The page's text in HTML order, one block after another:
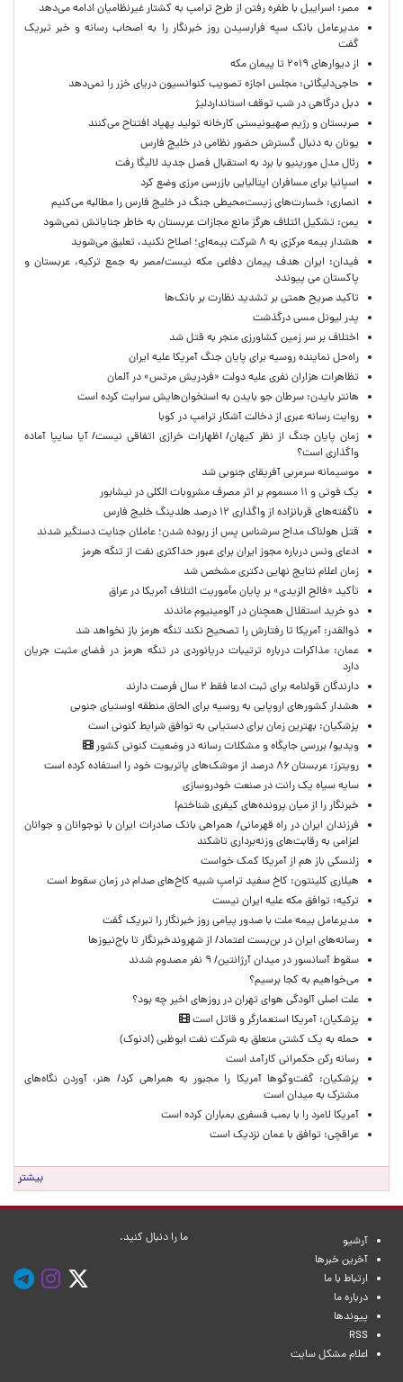
مصر: اسراییل با طفره رفتن از طرح ترامپ به کشتار غیرنظامیان ادامه می‌دهد
مدیرعامل بانک سپه فرارسیدن روز خبرنگار را به اصحاب رسانه و خبر تبریک
گفت
از دیوارهای ۲۰۱۹ تا پیمان مکه
حاجی‌دلیگانی: مجلس اجازه تصویب کنوانسیون دریای خزر را نمی‌دهد
دبل درگاهی در شب توقف استانداردلیژ
صربستان و رژیم صهیونیستی کارخانه تولید پهپاد افتتاح می‌کنند
یونان به دنبال گسترش حضور نظامی در خلیج فارس
رئال مدل مورینیو با برد به استقبال فصل جدید لالیگا رفت
اسپانیا برای مسافران ایتالیایی بازرسی مرزی وضع کرد
انصاری: خسارت‌های زیست‌محیطی جنگ در خلیج فارس را مطالبه‌ می‌کنیم
یمن: تشکیل ائتلاف هرگز مانع مجازات عربستان به خاطر جنایاتش نمی‌شود
هشدار بیمه مرکزی به ۸ شرکت بیمه‌ای؛ اصلاح نکنید، تعلیق می‌شوید
فیدان: ایران هدف پیمان دفاعی مکه نیست/مصر به جمع ترکیه، عربستان و
پاکستان می پیوندد
تاکید صریح همتی بر تشدید نظارت بر بانک‌ها
پدر لیونل مسی درگذشت
اختلاف بر سر زمین کشاورزی منجر به قتل شد
راه‌حل نماینده روسیه برای پایان جنگ آمریکا علیه ایران
تظاهرات هزاران نفری علیه دولت «فردریش مرتس» در آلمان
هانتر بایدن: سرطان جو بایدن به استخوان‌هایش سرایت کرده است
روایت رسانه عبری از دخالت آشکار ترامپ در کوبا
زمان پایان جنگ از نظر کیهان/ اظهارات خرازی اتفاقی نیست/ آیا سایپا آماده
واگذاری است؟
موسیمانه سرمربی آفریقای جنوبی شد
یک فوتی و ۱۱ مسموم بر اثر مصرف مشروبات الکلی در نیشابور
ناگفته‌های قربانزاده از واگذاری ۱۲ درصد هلدینگ خلیج فارس
قتل هولناک مداح سرشناس پس از ربوده شدن؛ عاملان جنایت دستگیر شدند
ادعای ونس درباره مجوز ایران برای عبور حداکثری نفت از تنگه هرمز
زمان اعلام نتایج نهایی دکتری مشخص شد
تأکید «فالح الزیدی» بر پایان مأموریت ائتلاف آمریکا در عراق
دو خرید استقلال همچنان در آلومینیوم ماندند
ذوالقدر: آمریکا تا رفتارش را تصحیح نکند تنگه هرمز باز نخواهد شد
عمان: مذاکرات درباره ترتیبات دریانوردی در تنگه هرمز در فضای مثبت جریان
دارد
دارندگان قولنامه برای ثبت ادعا فقط ۲ سال فرصت دارند
هشدار کشورهای اروپایی به روسیه برای الحاق منطقه اوستیای جنوبی
پزشکیان‌: بهترین زمان برای دستیابی به توافق شرایط کنونی است
ویدیو/ بررسی جایگاه و مشکلات رسانه در وضعیت کنونی کشور
رویترز: عربستان ۸۶ درصد از موشک‌های پاتریوت خود را استفاده کرده است
سایه سیاه یک رانت در صنعت خودروسازی
خبرنگار را از میان پرونده‌های کیفری شناختم!
​فرزندان ایران در راه قهرمانی/ همراهی بانک صادرات ایران با نوجوانان و جوانان
اعزامی به رقابت‌های وزنه‌برداری تاشکند
زلنسکی باز هم از آمریکا کمک خواست
هیلاری کلینتون: کاخ سفید ترامپ شبیه کاخ‌های صدام در زمان سقوط است
ترکیه: توافق مکه علیه ایران نیست
مدیرعامل بیمه ملت با صدور پیامی روز خبرنگار را تبریک گفت
رسانه‌های ایران در بن‌بست اعتماد/ از شهروندخبرنگار تا باج‌نیوزها
سقوط آسانسور در میدان آرژانتین/ ۹ نفر مصدوم شدند
می‌خواهیم به کجا برسیم؟
علت اصلی آلودگی هوای تهران در روزهای اخیر چه بود؟
پزشکیان: آمریکا استعمارگر و قاتل است
حمله به یک کشتی متعلق به شرکت نفت ابوظبی (ادنوک)
رسانه رکن حکمرانی کارآمد است
پزشکیان: گفت‌وگوها آمریکا را مجبور به همراهی کرد/ هنر، آوردن نگاه‌های
مشترک به میدان است
آمریکا لامرد را با بمب فسفری بمباران کرده است
عراقچی: توافق با عمان نزدیک است
بیشتر
آرشیو
آخرین خبرها
ارتباط با ما
درباره ما
پیوندها
RSS
اعلام مشکل سایت
ما را دنبال کنید.